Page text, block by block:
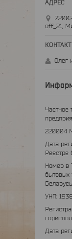
off_21,
Олег
Частное
220004
Дата
Реестре
Номер в
бытовых
Беларусь
УНП:
Дата